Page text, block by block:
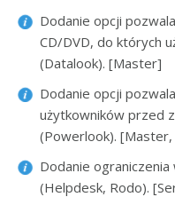
Dodanie opcji
CD/DVD, do których
(Datalook). [Master]
Dodanie opcji
użytkowników przed
(Powerlook).
Dodanie
(Helpdesk, Rodo).